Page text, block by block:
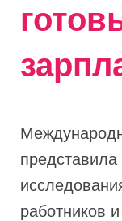
представила
работников